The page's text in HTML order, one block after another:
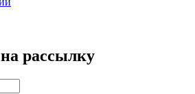
рассылку